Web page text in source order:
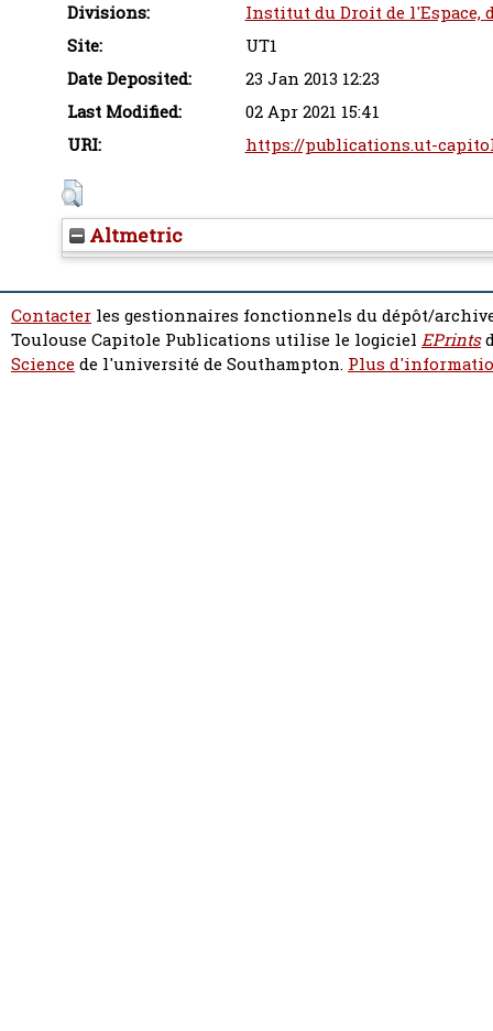
Divisions:
Institut du Droit de l'Espace,
Site:
UT1
Date Deposited:
23 Jan 2013 12:23
Last Modified:
02 Apr 2021 15:41
URI:
https://publications.ut-
Altmetric
Contacter les gestionnaires fonctionnels du dépôt/
Toulouse Capitole Publications utilise le logiciel EPrints
Sciencede l'université de Southampton. Plus